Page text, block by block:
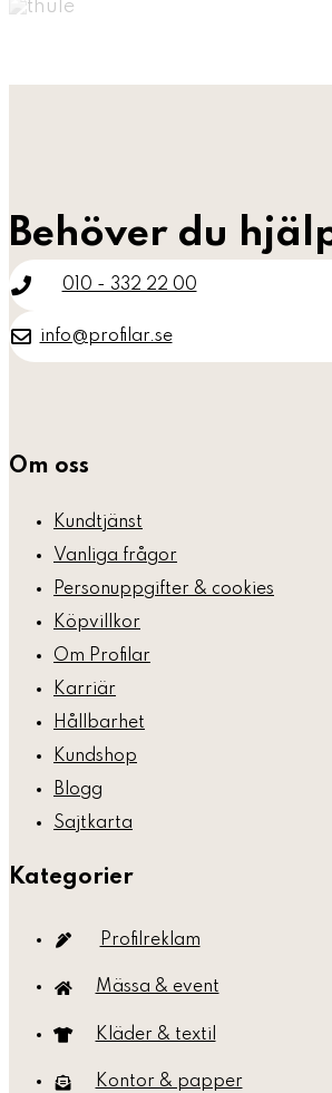
Behöver du
010 - 332 22 00
info@profilar.se
Om oss
Kundtjänst
Vanliga frågor
Personuppgifter & cookies
Köpvillkor
Om Profilar
Karriär
Hållbarhet
Kundshop
Blogg
Sajtkarta
Kategorier
Profilreklam
Mässa & event
Kläder & textil
Kontor & papper